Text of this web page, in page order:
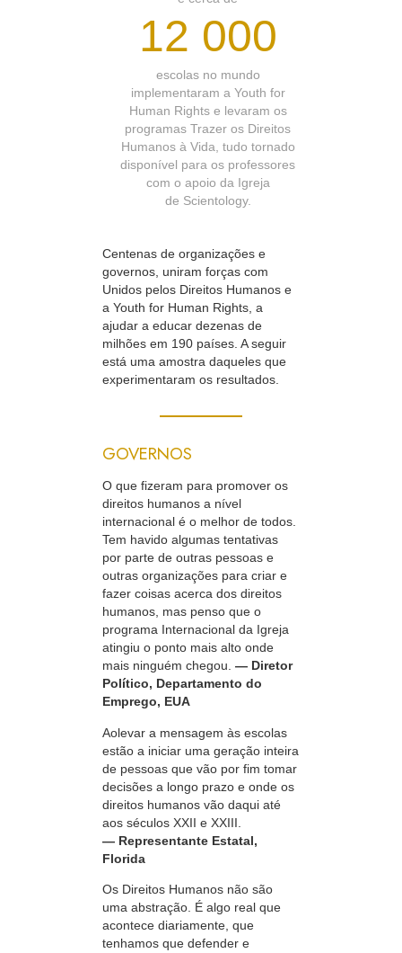
12 000
escolas no mundo
implementaram a Youth for
Human Rights e levaram os
programas Trazer os Direitos
Humanos à Vida, tudo tornado
disponível para os professores
com o apoio da Igreja
de Scientology.
Centenas de organizações e
governos, uniram forças com
Unidos pelos Direitos Humanos e
a Youth for Human Rights, a
ajudar a educar dezenas de
milhões em 190 países. A seguir
está uma amostra daqueles que
experimentaram os resultados.
GOVERNOS
O que fizeram para promover os
direitos humanos a nível
internacional é o melhor de todos.
Tem havido algumas tentativas
por parte de outras pessoas e
outras organizações para criar e
fazer coisas acerca dos direitos
humanos, mas penso que o
programa Internacional da Igreja
atingiu o ponto mais alto onde
mais ninguém chegou. — Diretor
Político, Departamento do
Emprego, EUA
Aolevar a mensagem às escolas
estão a iniciar uma geração inteira
de pessoas que vão por fim tomar
decisões a longo prazo e onde os
direitos humanos vão daqui até
aos séculos XXII e XXIII.
— Representante Estatal,
Florida
Os Direitos Humanos não são
uma abstração. É algo real que
acontece diariamente, que
tenhamos que defender e